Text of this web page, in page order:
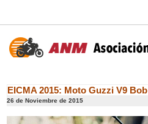
EICMA 2015: Moto Guzzi V9
26 de Noviembre de 2015